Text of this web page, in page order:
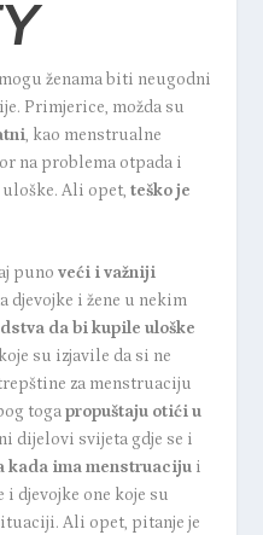
ženama biti neugodni
Primjerice, možda su
, kao menstrualne
na problema otpada i
uloške. Ali opet, teško je
puno veći i važniji
djevojke i žene u nekim
da bi kupile uloške
su izjavile da si ne
za menstruaciju
togapropuštaju otići u
dijelovi svijeta gdje se i
kada ima menstruacijui
i djevojke one koje su
Ali opet, pitanje je